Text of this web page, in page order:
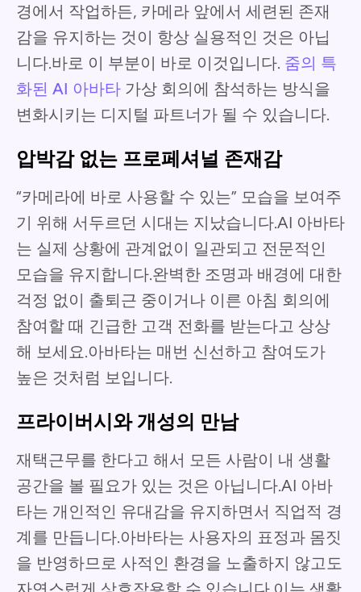
경에서 작업하든, 카메라 앞에서 세련된 존재
감을 유지하는 것이 항상 실용적인 것은 아닙
니다.바로 이 부분이 바로 이것입니다. 줌의 특
화된 AI 아바타 가상 회의에 참석하는 방식을
변화시키는 디지털 파트너가 될 수 있습니다.
압박감 없는 프로페셔널 존재감
“카메라에 바로 사용할 수 있는” 모습을 보여주
기 위해 서두르던 시대는 지났습니다.AI 아바타
는 실제 상황에 관계없이 일관되고 전문적인
모습을 유지합니다.완벽한 조명과 배경에 대한
걱정 없이 출퇴근 중이거나 이른 아침 회의에
참여할 때 긴급한 고객 전화를 받는다고 상상
해 보세요.아바타는 매번 신선하고 참여도가
높은 것처럼 보입니다.
프라이버시와 개성의 만남
재택근무를 한다고 해서 모든 사람이 내 생활
공간을 볼 필요가 있는 것은 아닙니다.AI 아바
타는 개인적인 유대감을 유지하면서 직업적 경
계를 만듭니다.아바타는 사용자의 표정과 몸짓
을 반영하므로 사적인 환경을 노출하지 않고도